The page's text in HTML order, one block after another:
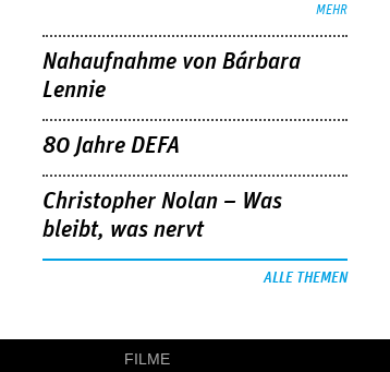
MEHR
Nahaufnahme von Bárbara
Lennie
80 Jahre DEFA
Christopher Nolan – Was
bleibt, was nervt
ALLE THEMEN
FILME